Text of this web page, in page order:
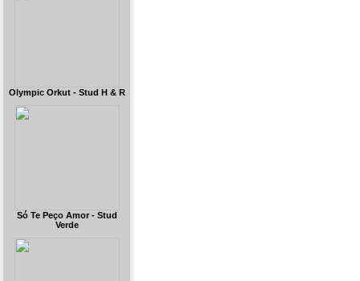
Olympic Orkut - Stud H & R
Só Te Peço Amor - Stud
Verde